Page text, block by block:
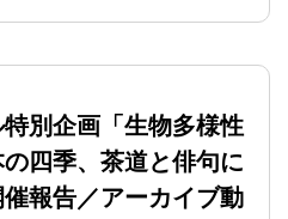
別企画「生物多様性
四季、茶道と俳句に
報告／アーカイブ動